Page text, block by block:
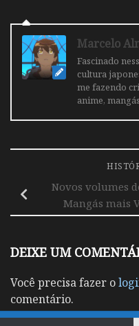
Marcelo
Fascinado
cultura
me fazendo
anime,
Novos volumes
Mangás mais
DEIXE UM
Você precisa fazer o
comentário.